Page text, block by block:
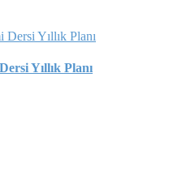
Yıllık Planı